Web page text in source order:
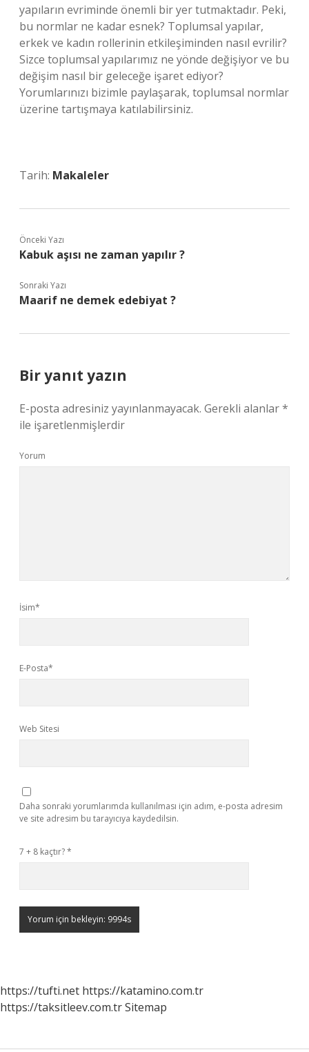
yapıların evriminde önemli bir yer tutmaktadır. Peki,
bu normlar ne kadar esnek? Toplumsal yapılar,
erkek ve kadın rollerinin etkileşiminden nasıl evrilir?
Sizce toplumsal yapılarımız ne yönde değişiyor ve bu
değişim nasıl bir geleceğe işaret ediyor?
Yorumlarınızı bizimle paylaşarak, toplumsal normlar
üzerine tartışmaya katılabilirsiniz.
Tarih: Makaleler
Önceki Yazı
Kabuk aşısı ne zaman yapılır ?
Sonraki Yazı
Maarif ne demek edebiyat ?
Bir yanıt yazın
E-posta adresiniz yayınlanmayacak. Gerekli alanlar*
ile işaretlenmişlerdir
Yorum
İsim*
E-Posta*
Web Sitesi
Daha sonraki yorumlarımda kullanılması için adım, e-posta adresim
ve site adresim bu tarayıcıya kaydedilsin.
7 + 8 kaçtır?*
https://tufti.net https://katamino.com.tr
https://taksitleev.com.trSitemap